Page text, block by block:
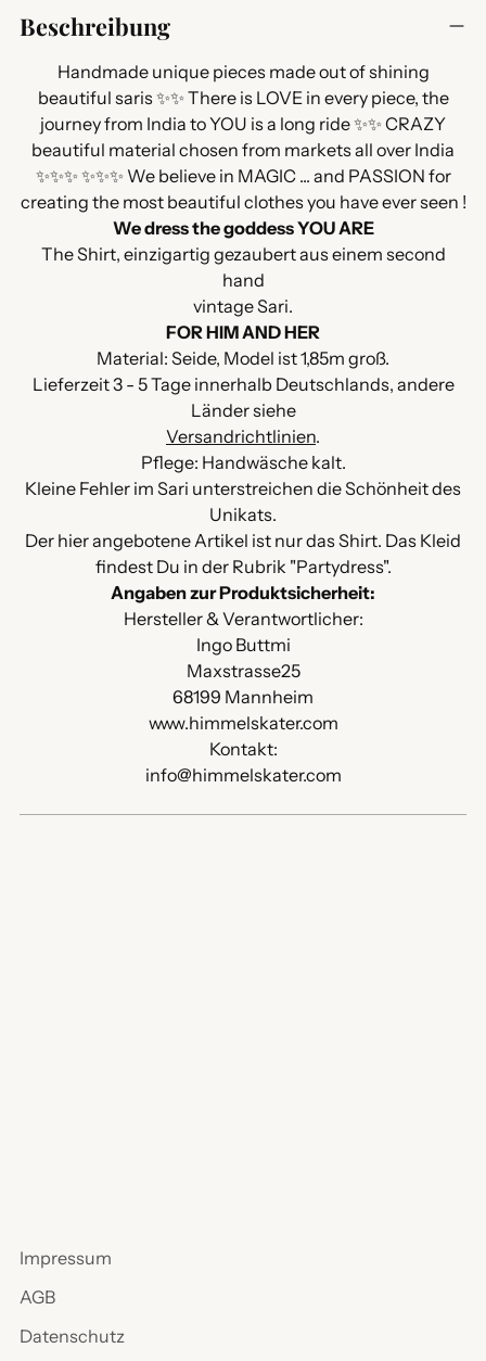
in
den
Warenkorb
legen
Beschreibung
Handmade unique pieces made out of shining
beautiful saris ✨✨ There is LOVE in every piece, the
journey from India to YOU is a long ride ✨✨ CRAZY
beautiful material chosen from markets all over India
✨✨✨ ✨✨✨ We believe in MAGIC ... and PASSION for
creating the most beautiful clothes you have ever seen !
We dress the goddess YOU ARE
The Shirt, einzigartig gezaubert aus einem second
hand
vintage Sari.
FOR HIM AND HER
Material: Seide, Model ist 1,85m groß.
Lieferzeit 3 - 5 Tage innerhalb Deutschlands, andere
Länder siehe
Versandrichtlinien.
Pflege: Handwäsche kalt.
Kleine Fehler im Sari unterstreichen die Schönheit des
Unikats.
Der hier angebotene Artikel ist nur das Shirt. Das Kleid
findest Du in der Rubrik "Partydress".
Angaben zur Produktsicherheit:
Hersteller & Verantwortlicher:
Ingo Buttmi
Maxstrasse25
68199 Mannheim
www.himmelskater.com
Kontakt:
info@himmelskater.com
Impressum
AGB
Datenschutz